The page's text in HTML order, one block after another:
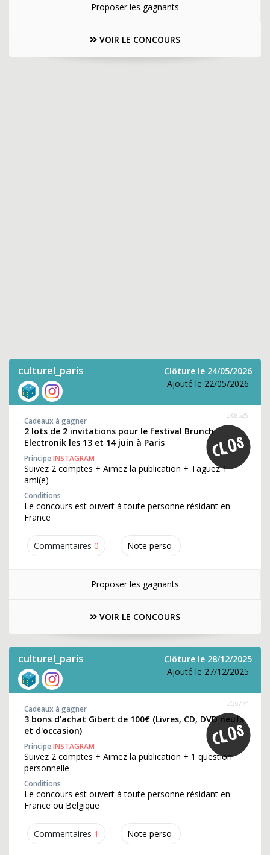
Proposer les gagnants
VOIR LE CONCOURS
culturel_paris
Clôture le 24/05/2026
Ajouté le 22/05/2026
Commentaires 0 Note perso
368529
Cadeaux à gagner
2 lots de 2 invitations pour le festival Brunch
Electronik les 13 et 14 juin à Paris
PrincipeINSTAGRAM
Suivez 2 comptes + Aimez la publication + Taguez 1
ami(e)
Conditions
Le concours est ouvert à toute personne résidant en
France
Proposer les gagnants
VOIR LE CONCOURS
culturel_paris
Clôture le 28/12/2025
Ajouté le 27/12/2025
Commentaires 1 Note perso
356774
Cadeaux à gagner
3 bons d'achat Gibert de 100€ (Livres, CD, DVD neufs
et d'occasion)
PrincipeINSTAGRAM
Suivez 2 comptes + Aimez la publication + 1 question
personnelle
Conditions
Le concours est ouvert à toute personne résidant en
France ou Belgique